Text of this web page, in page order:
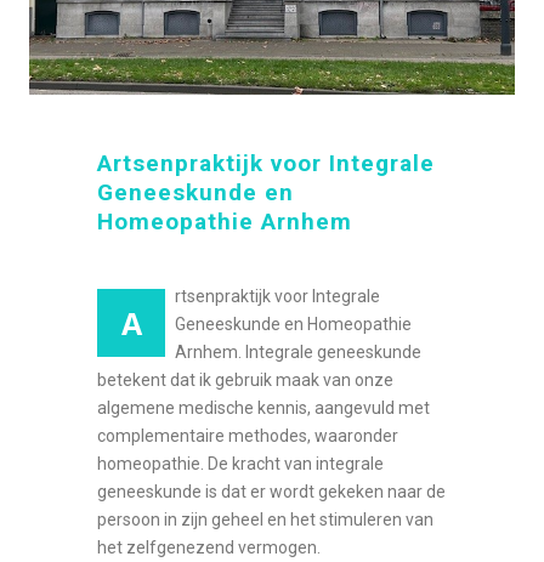
Artsenpraktijk voor Integrale
Geneeskunde en
Homeopathie Arnhem
A
rtsenpraktijk voor Integrale
Geneeskunde en Homeopathie
Arnhem. Integrale geneeskunde
betekent dat ik gebruik maak van onze
algemene medische kennis, aangevuld met
complementaire methodes, waaronder
homeopathie. De kracht van integrale
geneeskunde is dat er wordt gekeken naar de
persoon in zijn geheel en het stimuleren van
het zelfgenezend vermogen.